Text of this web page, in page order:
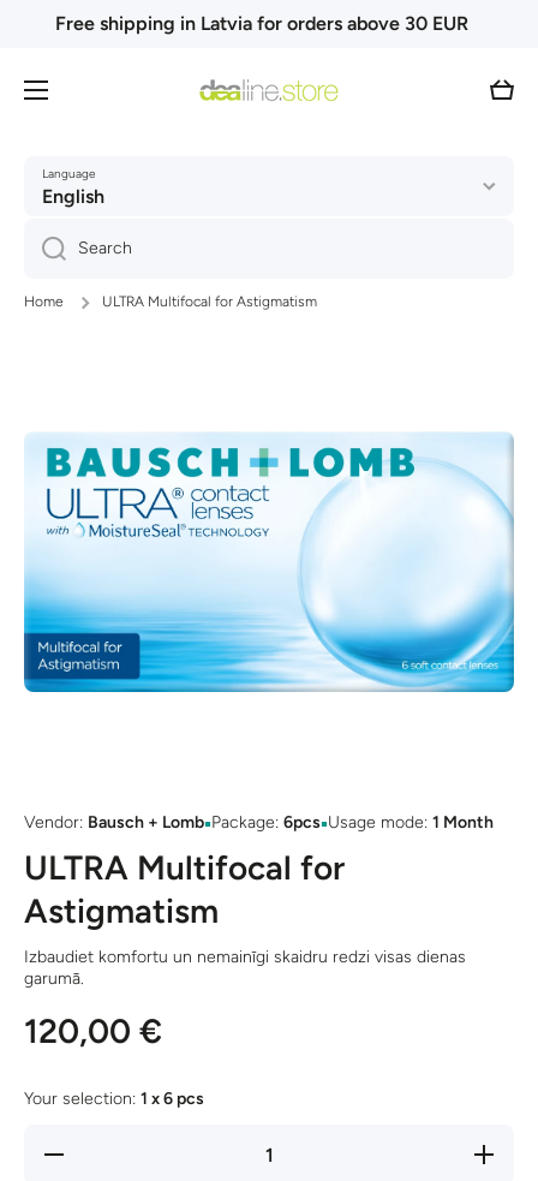
Skip to content
Free shipping in Latvia for orders above 30 EUR
Cart
Language
English
Search
Home ULTRA Multifocal for Astigmatism
Vendor: Bausch + Lomb▪Package: 6pcs▪Usage mode: 1 Month
ULTRA Multifocal for
Astigmatism
Izbaudiet komfortu un nemainīgi skaidru redzi visas dienas
garumā.
120,00 €
Your selection: 1 x 6 pcs
Decrease
quantity